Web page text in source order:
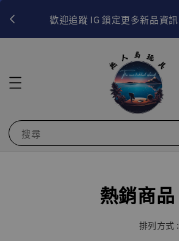
歡迎追蹤 IG 鎖定更多新品資訊
搜尋
熱銷商品
排列方式 :